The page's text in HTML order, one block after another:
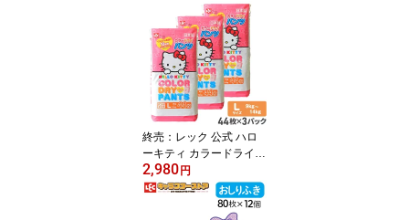
枚 × 9個）】セット 送料
無料 除菌 ノンアルコー
ル シート ベビー 贈り物
出産祝い エコなフタ ベ
ビー用品 可愛い お祝い
プレゼント アルコールフ
リー レック アンパンマ
ン
終売：レック 公式 ハロ
ーキティ カラードライパ
ンツ 【Lサイズ 44枚×3
P】 送料無料 サンリオ
キティ おむつ パンツ カ
2,980 円